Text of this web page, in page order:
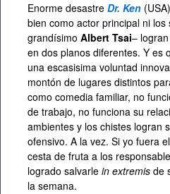
Enorme desastre Dr. Ken
bien como actor principal ni
grandísimo Albert Tsai–
en dos planos diferentes. Y es
una escasisima voluntad
montón de lugares distintos
como comedia familiar, no
de trabajo, no funciona su
ambientes y los chistes logran
ofensivo. A la vez. Si yo fuera
cesta de fruta a los
logrado salvarle in extremis de
la semana.